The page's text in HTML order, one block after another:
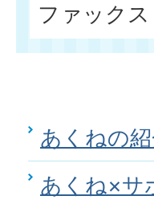
ファック
あくねの
あくね×サ